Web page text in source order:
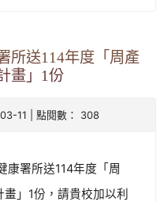
所送114年度「周產
畫」1份
11 | 點閱數： 308
康署所送114年度「周
」1份，請貴校加以利